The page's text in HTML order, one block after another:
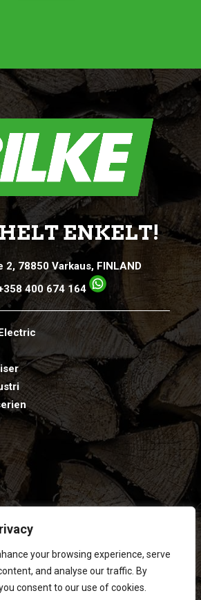
your browsing experience, serve
and analyse our traffic. By
consent to our use of cookies.
ENKELT!
2, 78850 Varkaus, FINLAND
400 674 164
PRIVACY STATEMENT
and the GooglePrivacy Policy
Terms of Serviceapply.